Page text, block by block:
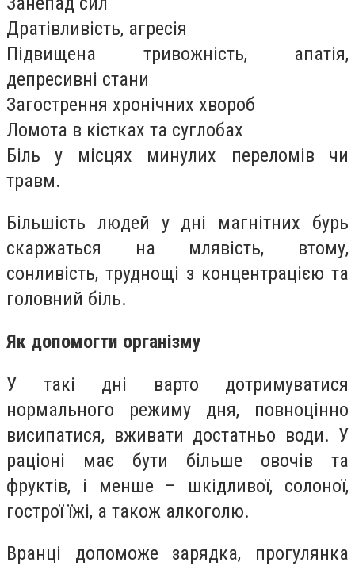
Дратівливість, агресія
Підвищена тривожність, апатія,
депресивні стани
Загострення хронічних хвороб
Ломота в кістках та суглобах
Біль у місцях минулих переломів чи
травм.
Більшість людей у дні магнітних бурь
скаржаться на млявість, втому,
сонливість, труднощі з концентрацією та
головний біль.
Як допомогти організму
У такі дні варто дотримуватися
нормального режиму дня, повноцінно
висипатися, вживати достатньо води. У
раціоні має бути більше овочів та
фруктів, і менше – шкідливої, солоної,
гострої їжі, а також алкоголю.
Вранці допоможе зарядка, прогулянка